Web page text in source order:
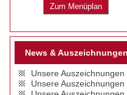
Zum Menüplan
News & Auszeichnungen
Unsere Auszeichnungen
Unsere Auszeichnungen